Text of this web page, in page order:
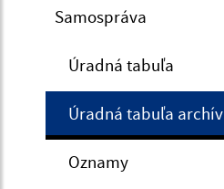
Samospráva
Úradná tabuľa
Úradná tabuľa archív
Oznamy